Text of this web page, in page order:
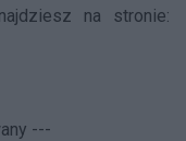
na stronie:
---